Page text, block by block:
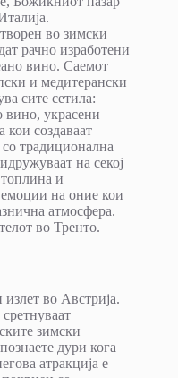
во зимски
рачно изработени
вино. Саемот
и медитерански
сите сетила:
украсени
кои создаваат
традиционална
на секој
топлина и
емоции на оние кои
атмосфера.
во Тренто.
во Австрија.
зимски
дури кога
атракција е